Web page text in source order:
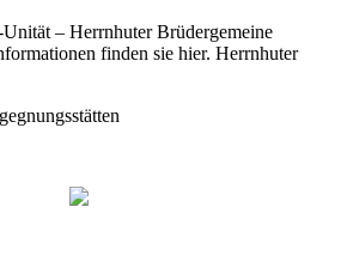
– Herrnhuter Brüdergemeine
finden sie hier. Herrnhuter